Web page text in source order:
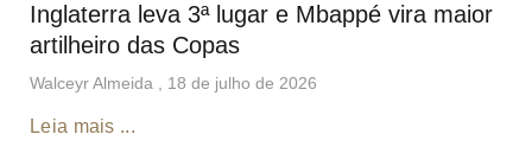
Inglaterra leva 3ª lugar e Mbappé vira maior
artilheiro das Copas
Walceyr Almeida 18 de julho de 2026
Leia mais ...